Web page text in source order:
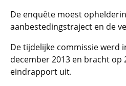
De enquête moest
aanbestedingstraject en de
De tijdelijke commissie werd
december 2013 en bracht op
eindrapport uit.